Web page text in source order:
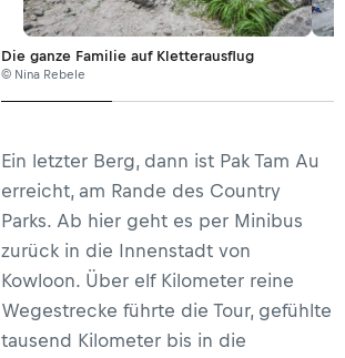
Die ganze Familie auf Kletterausflug
© Nina Rebele
Ein letzter Berg, dann ist Pak Tam Au
erreicht, am Rande des Country
Parks. Ab hier geht es per Minibus
zurück in die Innenstadt von
Kowloon. Über elf Kilometer reine
Wegestrecke führte die Tour, gefühlte
tausend Kilometer bis in die